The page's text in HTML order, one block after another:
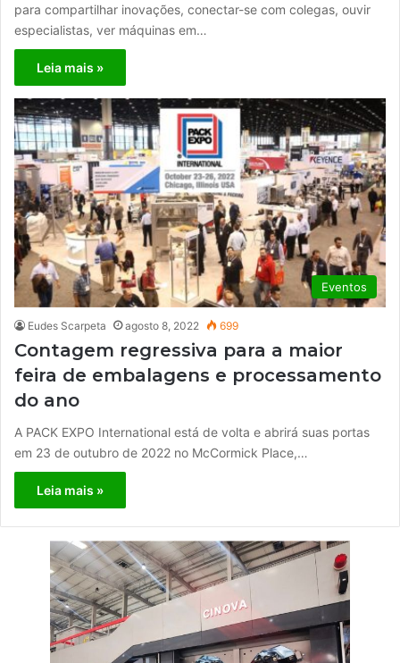
para compartilhar inovações, conectar-se com colegas, ouvir
especialistas, ver máquinas em…
Leia mais »
Eventos
Eudes Scarpeta agosto 8, 2022 699
Contagem regressiva para a maior
feira de embalagens e processamento
do ano
A PACK EXPO International está de volta e abrirá suas portas
em 23 de outubro de 2022 no McCormick Place,…
Leia mais »